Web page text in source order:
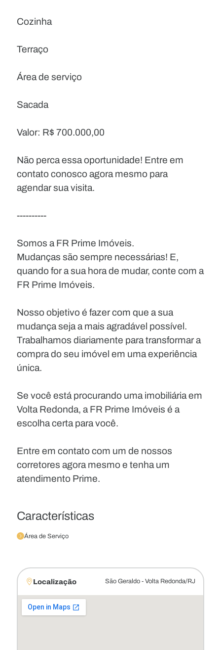
Cozinha
Terraço
Área de serviço
Sacada
Valor: R$ 700.000,00
Não perca essa oportunidade! Entre em
contato conosco agora mesmo para
agendar sua visita.
----------
Somos a FR Prime Imóveis.
Mudanças são sempre necessárias! E,
quando for a sua hora de mudar, conte com a
FR Prime Imóveis.
Nosso objetivo é fazer com que a sua
mudança seja a mais agradável possível.
Trabalhamos diariamente para transformar a
compra do seu imóvel em uma experiência
única.
Se você está procurando uma imobiliária em
Volta Redonda, a FR Prime Imóveis é a
escolha certa para você.
Entre em contato com um de nossos
corretores agora mesmo e tenha um
atendimento Prime.
Características
Área de Serviço
Localização São Geraldo - Volta Redonda/RJ